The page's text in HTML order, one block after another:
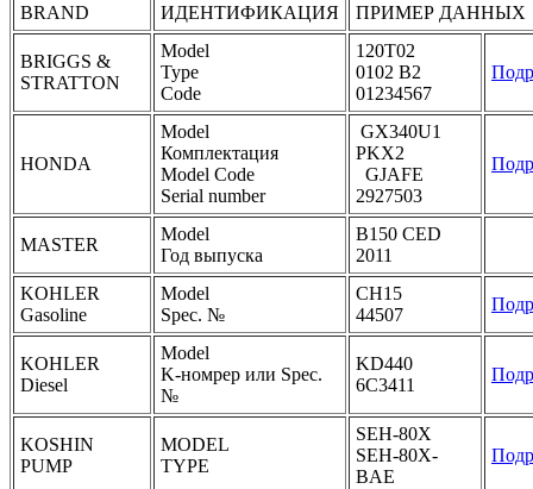
BRAND
ИДЕНТИФИКАЦИЯ ПРИМЕР ДАННЫХ
BRIGGS &
STRATTON
Model
Type
Code
120T02
0102 B2
01234567
HONDA
Model
Комплектация
Model Code
Serial number
GX340U1
PKX2
GJAFE
2927503
MASTER
Model
Год выпуска
B150 CED
2011
KOHLER
Gasoline
Model
Spec. №
CH15
44507
KOHLER
Diesel
Model
K-номрер или Spec.
№
KD440
6C3411
KOSHIN
PUMP
MODEL
TYPE
SEH-80X
SEH-80X-
BAE